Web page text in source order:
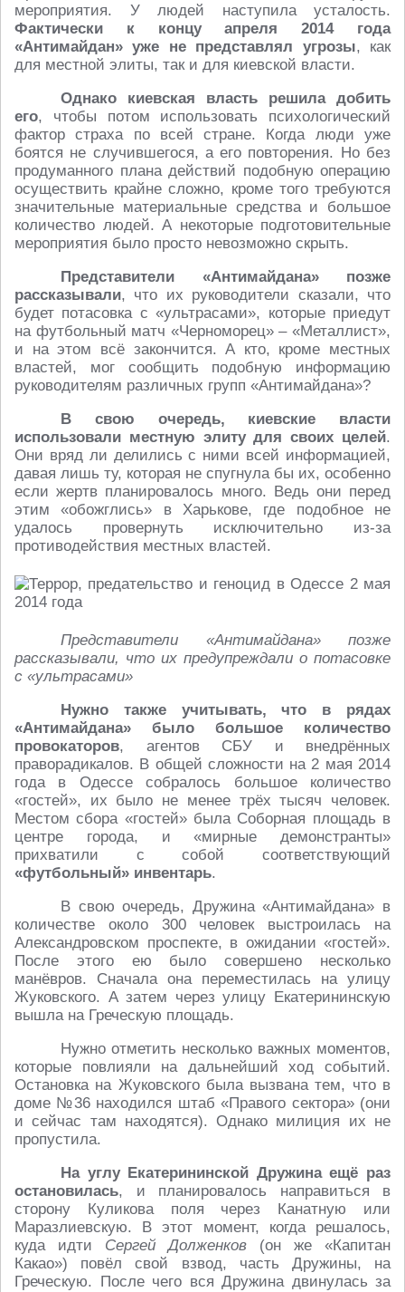
мероприятия. У людей наступила усталость.
Фактически к концу апреля 2014 года
«Антимайдан» уже не представлял угрозы, как
для местной элиты, так и для киевской власти.
Однако киевская власть решила добить
его, чтобы потом использовать психологический
фактор страха по всей стране. Когда люди уже
боятся не случившегося, а его повторения. Но без
продуманного плана действий подобную операцию
осуществить крайне сложно, кроме того требуются
значительные материальные средства и большое
количество людей. А некоторые подготовительные
мероприятия было просто невозможно скрыть.
Представители «Антимайдана» позже
рассказывали, что их руководители сказали, что
будет потасовка с «ультрасами», которые приедут
на футбольный матч «Черноморец» – «Металлист»,
и на этом всё закончится. А кто, кроме местных
властей, мог сообщить подобную информацию
руководителям различных групп «Антимайдана»?
В свою очередь, киевские власти
использовали местную элиту для своих целей.
Они вряд ли делились с ними всей информацией,
давая лишь ту, которая не спугнула бы их, особенно
если жертв планировалось много. Ведь они перед
этим «обожглись» в Харькове, где подобное не
удалось провернуть исключительно из-за
противодействия местных властей.
Представители «Антимайдана» позже
рассказывали, что их предупреждали о потасовке
с «ультрасами»
Нужно также учитывать, что в рядах
«Антимайдана» было большое количество
провокаторов, агентов СБУ и внедрённых
праворадикалов. В общей сложности на 2 мая 2014
года в Одессе собралось большое количество
«гостей», их было не менее трёх тысяч человек.
Местом сбора «гостей» была Соборная площадь в
центре города, и «мирные демонстранты»
прихватили с собой соответствующий
«футбольный» инвентарь.
В свою очередь, Дружина «Антимайдана» в
количестве около 300 человек выстроилась на
Александровском проспекте, в ожидании «гостей».
После этого ею было совершено несколько
манёвров. Сначала она переместилась на улицу
Жуковского. А затем через улицу Екатерининскую
вышла на Греческую площадь.
Нужно отметить несколько важных моментов,
которые повлияли на дальнейший ход событий.
Остановка на Жуковского была вызвана тем, что в
доме №36 находился штаб «Правого сектора» (они
и сейчас там находятся). Однако милиция их не
пропустила.
На углу Екатерининской Дружина ещё раз
остановилась, и планировалось направиться в
сторону Куликова поля через Канатную или
Маразлиевскую. В этот момент, когда решалось,
куда идти Сергей Долженков (он же «Капитан
Какао») повёл свой взвод, часть Дружины, на
Греческую. После чего вся Дружина двинулась за